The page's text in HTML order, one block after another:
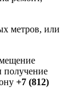
метров, или
получение
+7 (812)